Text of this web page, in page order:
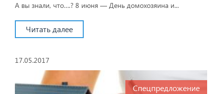
А вы знали, что….? 8 июня — День домохозяина и...
Читать далее
17.05.2017
Спецпредложение